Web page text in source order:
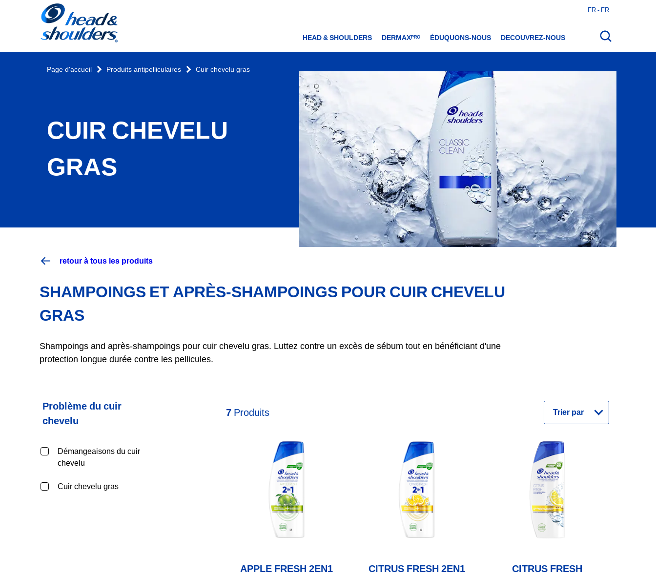
HEAD & SHOULDERS DERMAXᴾᴿᴼ ÉDUQUONS-NOUS DECOUVREZ-NOUS
FR - FR
Page d'accueil Produits antipelliculaires Cuir chevelu gras
CUIR CHEVELU
GRAS
retour à tous les produits
SHAMPOINGS ET APRÈS-SHAMPOINGS POUR CUIR CHEVELU
GRAS
Shampoings and après-shampoings pour cuir chevelu gras. Luttez contre un excès de sébum tout en bénéficiant d'une
protection longue durée contre les pellicules.
Problème du cuir
chevelu
Démangeaisons du cuir
chevelu
Cuir chevelu gras
7 Produits
Trier
par
APPLE FRESH 2EN1
CITRUS FRESH 2EN1
CITRUS FRESH